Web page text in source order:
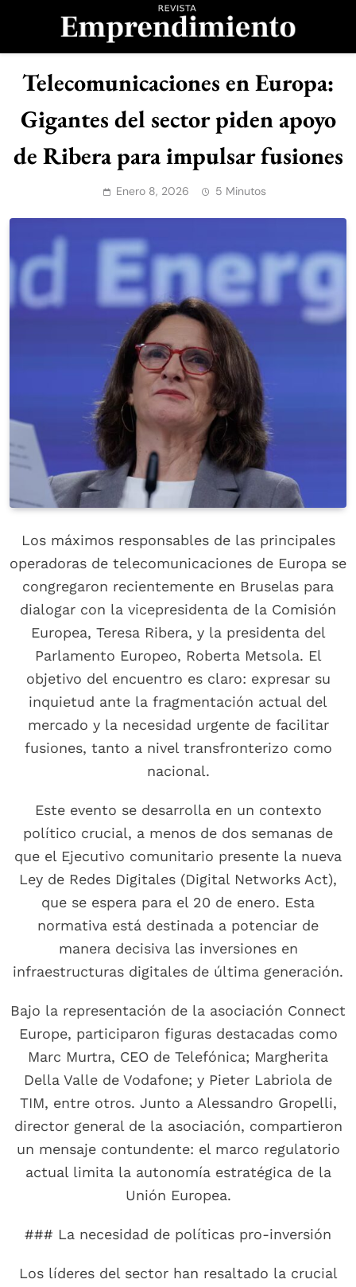
Revista
Emprendimiento
Telecomunicaciones en Europa:
Gigantes del sector piden apoyo
de Ribera para impulsar fusiones
Enero 8, 2026 5 Minutos
Los máximos responsables de las principales
operadoras de telecomunicaciones de Europa se
congregaron recientemente en Bruselas para
dialogar con la vicepresidenta de la Comisión
Europea, Teresa Ribera, y la presidenta del
Parlamento Europeo, Roberta Metsola. El
objetivo del encuentro es claro: expresar su
inquietud ante la fragmentación actual del
mercado y la necesidad urgente de facilitar
fusiones, tanto a nivel transfronterizo como
nacional.
Este evento se desarrolla en un contexto
político crucial, a menos de dos semanas de
que el Ejecutivo comunitario presente la nueva
Ley de Redes Digitales (Digital Networks Act),
que se espera para el 20 de enero. Esta
normativa está destinada a potenciar de
manera decisiva las inversiones en
infraestructuras digitales de última generación.
Bajo la representación de la asociación Connect
Europe, participaron figuras destacadas como
Marc Murtra, CEO de Telefónica; Margherita
Della Valle de Vodafone; y Pieter Labriola de
TIM, entre otros. Junto a Alessandro Gropelli,
director general de la asociación, compartieron
un mensaje contundente: el marco regulatorio
actual limita la autonomía estratégica de la
Unión Europea.
### La necesidad de políticas pro-inversión
Los líderes del sector han resaltado la crucial